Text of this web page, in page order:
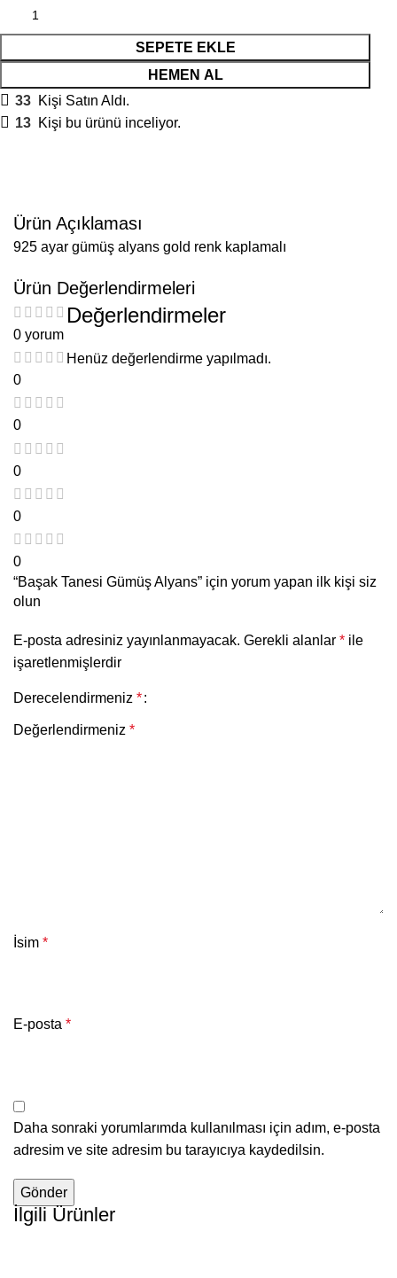
SEPETE EKLE
HEMEN AL
33 Kişi Satın Aldı.
13 Kişi bu ürünü inceliyor.
Ürün Açıklaması
925 ayar gümüş alyans gold renk kaplamalı
Ürün Değerlendirmeleri
0 yorum
0
0
0
0
0
Değerlendirmeler
Henüz değerlendirme yapılmadı.
“Başak Tanesi Gümüş Alyans” için yorum yapan ilk kişi siz
olun
E-posta adresiniz yayınlanmayacak. Gerekli alanlar * ile
işaretlenmişlerdir
Derecelendirmeniz *
Değerlendirmeniz *
İsim *
E-posta *
Daha sonraki yorumlarımda kullanılması için adım, e-posta
adresim ve site adresim bu tarayıcıya kaydedilsin.
İlgili Ürünler